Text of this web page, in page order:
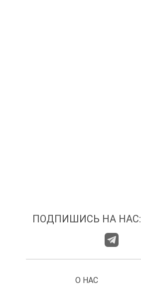
ПОДПИШИСЬ НА НАС:
О НАС